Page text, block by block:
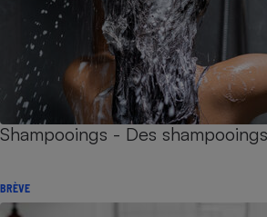
Shampooings - Des
BRÈVE